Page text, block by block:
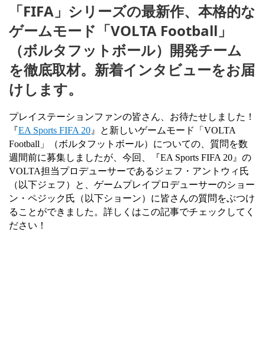
「FIFA」シリーズの最新作、本格的な
ゲームモード「VOLTA Football」
（ボルタフットボール）開発チーム
を徹底取材。新着インタビューをお届
けします。
プレイステーションファンの皆さん、お待たせしました！
『EA Sports FIFA 20』と新しいゲームモード「 VOLTA
Football 」（ボルタフットボール）についての、質問を数
週間前に募集しましたが、今回、『EA Sports FIFA 20』の
VOLTA担当プロデューサーであるジェフ・アントウィ氏
（以下ジェフ）と、ゲームプレイプロデューサーのショー
ン・ペジック氏（以下ショーン）に皆さんの質問をぶつけ
ることができました。 詳しくはこの記事でチェックしてく
ださい！